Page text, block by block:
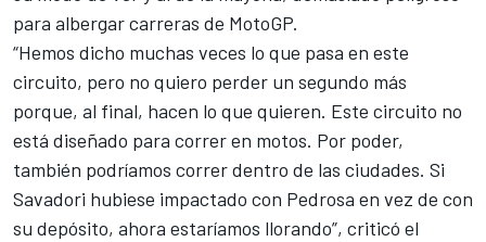
para albergar carreras de MotoGP.
“Hemos dicho muchas veces lo que pasa en este
circuito, pero no quiero perder un segundo más
porque, al final, hacen lo que quieren. Este circuito no
está diseñado para correr en motos. Por poder,
también podríamos correr dentro de las ciudades. Si
Savadori hubiese impactado con Pedrosa en vez de con
su depósito, ahora estaríamos llorando”, criticó el